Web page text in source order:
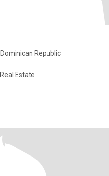
Republic
Estate